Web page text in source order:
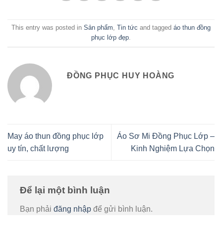
This entry was posted in Sản phẩm, Tin tức and tagged áo thun đồng
phục lớp đẹp.
ĐỒNG PHỤC HUY HOÀNG
May áo thun đồng phục lớp
uy tín, chất lượng
Áo Sơ Mi Đồng Phục Lớp –
Kinh Nghiệm Lựa Chọn
Để lại một bình luận
Bạn phải đăng nhập để gửi bình luận.